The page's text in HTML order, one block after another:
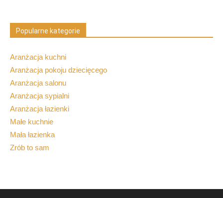
Popularne kategorie
Aranżacja kuchni
Aranżacja pokoju dziecięcego
Aranżacja salonu
Aranżacja sypialni
Aranżacja łazienki
Małe kuchnie
Mała łazienka
Zrób to sam